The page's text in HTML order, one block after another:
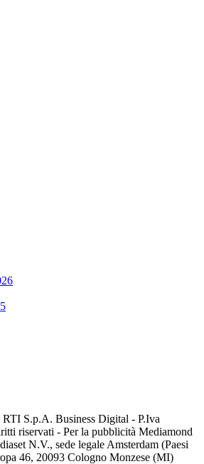
RTI S.p.A. Business Digital - P.Iva
riservati - Per la pubblicità Mediamond
N.V., sede legale Amsterdam (Paesi
46, 20093 Cologno Monzese (MI)